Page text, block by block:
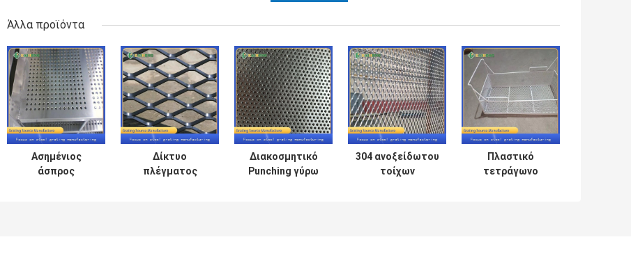
Άλλα προϊόντα
Ασημένιος
άσπρος
Δίκτυο
πλέγματος
Διακοσμητικό
Punching γύρω
304 ανοξείδωτου
τοίχων
Πλαστικό
τετράγωνο